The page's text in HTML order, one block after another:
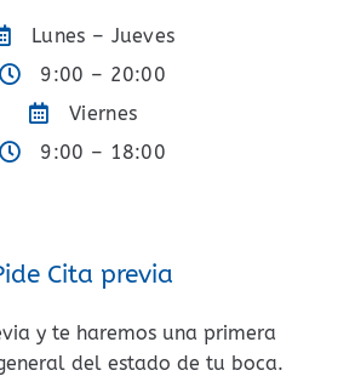
Lunes – Jueves
9:00 – 20:00
Viernes
9:00 – 18:00
Cita previa
y te haremos una primera
del estado de tu boca.